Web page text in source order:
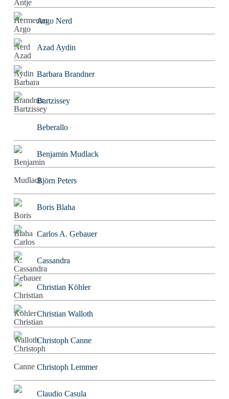
Argo Nerd
Azad Aydin
Barbara Brandner
Bartzissey
Beberallo
Benjamin Mudlack
Björn Peters
Boris Blaha
Carlos A. Gebauer
Cassandra
Christian Köhler
Christian Walloth
Christoph Canne
Christoph Lemmer
Claudio Casula